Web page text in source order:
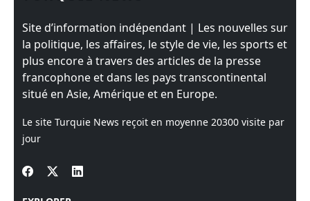
Site d’information indépendant | Les nouvelles sur
la politique, les affaires, le style de vie, les sports et
plus encore à travers des articles de la presse
francophone et dans les pays transcontinental
situé en Asie, Amérique et en Europe.
Le site Turquie News reçoit en moyenne 20300 visite par
jour